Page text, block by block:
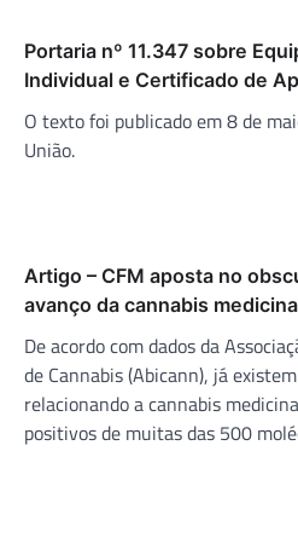
Portaria nº 11.347 sobre
Individual e Certificado de
O texto foi publicado em 8 de
União.
Artigo – CFM aposta no
avanço da cannabis
De acordo com dados da
de Cannabis (Abicann), já
relacionando a cannabis
positivos de muitas das 500